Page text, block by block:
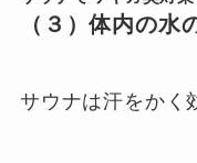
（３）体内の水
サウナは汗をかく